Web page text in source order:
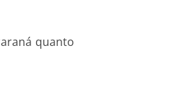
quanto